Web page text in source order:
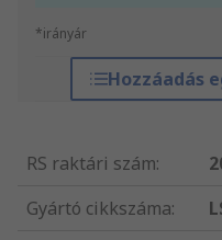
*irányár
Hozzáadás
RS raktári szám:
Gyártó cikkszáma: